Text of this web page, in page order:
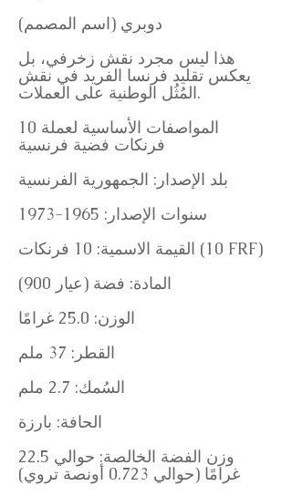
دوبري (اسم المصمم)
هذا ليس مجرد نقش زخرفي، بل
يعكس تقليد فرنسا الفريد في نقش
المُثُل الوطنية على العملات.
المواصفات الأساسية لعملة 10
فرنكات فضية فرنسية
بلد الإصدار: الجمهورية الفرنسية
سنوات الإصدار: 1965-1973
القيمة الاسمية: 10 فرنكات (10 FRF)
المادة: فضة (عيار 900)
الوزن: 25.0 غرامًا
القطر: 37 ملم
السُمك: 2.7 ملم
الحافة: بارزة
وزن الفضة الخالصة: حوالي 22.5
غرامًا (حوالي 0.723 أونصة تروي)